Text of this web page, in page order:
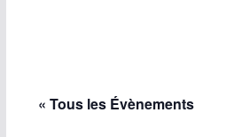
« Tous les Évènements